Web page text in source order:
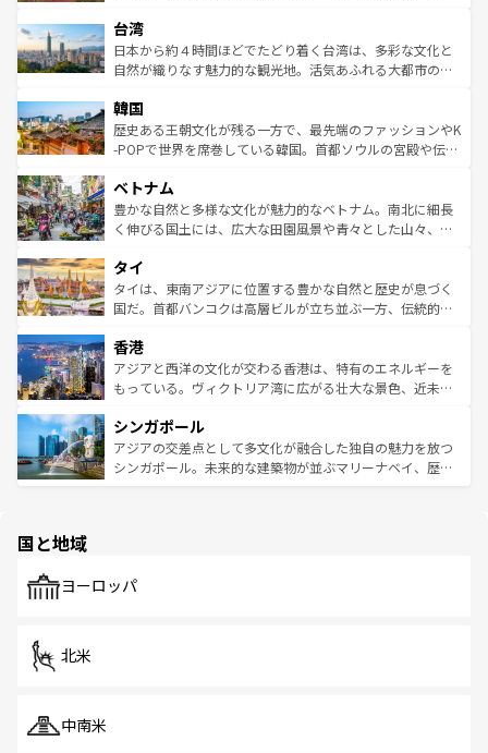
ならではの贅沢な旅のスタイルだ。 なお、新着のアメリカ
情報はコンテンツ一覧を参照してほしい。
れるおもてなしの心で訪れる人々を迎えてくれるハワイの
人々、おいしいローカルフードやハワイアンミュージッ
ク、伝統的なフラダンスなど、すべてがハワイの魅力を彩
ワイを、存分に味わってほしい。 なお、新着のハワイ情報
はコンテンツ一覧を参照してほしい。
リアリーフや大陸中央部にそびえるウルル（エアーズロッ
ク）、タスマニアの美しい原生林やケアンズの熱帯雨林な
ど、見どころがたくさん。また、カフェやワイン、オージ
いる。アクティビティも充実しており、サーフィンやダイ
ビング、ハイキングなど、アウトドア好きにはたまらな
い。オーストラリアの多彩な魅力を存分に味わいつくそ
参照してほしい。
台湾
日本から約４時間ほどでたどり着く台湾は、多彩な文化と
自然が織りなす魅力的な観光地。活気あふれる大都市の台
ン）、静ひつな山岳地帯である台湾東部など、都市の喧騒
と山間の静けさが共存しており、訪れる人に新しい発見と
驚きをもたらしてくれる。また、奥深い台湾の食文化も魅
容にもいいと評判のスイーツなど、バラエティ豊かな料理
が味わえる。 なお、新着の台湾情報は コンテンツ一覧を参
照してほしい。
韓国
歴史ある王朝文化が残る一方で、最先端のファッションやK
-POPで世界を席巻している韓国。首都ソウルの宮殿や伝統
き、地方に足を延ばせば四季折々の自然美を楽しむことが
できる。そして、キムチや焼肉、絶品のストリートフード
まで、さまざまな韓国料理が待っている。夜には、韓国な
リティに包まれながら、韓国の多彩な魅力を心ゆくまで味
わってみてほしい。 なお、新着の韓国情報はコンテンツ一
覧を参照してほしい。
ベトナム
豊かな自然と多様な文化が魅力的なベトナム。南北に細長
く伸びる国土には、広大な田園風景や青々とした山々、世
急速な発展と共に伝統が息づく。ハノイの古い町並みやホ
ーチミン市のフランス統治時代の建物も、独特の雰囲気を
醸し出している。また、バラエティの豊かさとおいしさで
とつ。フォーやバインミー、ベトナムコーヒーなどは、ぜ
ひ現地で味わいたい。どの地域を訪れてもあたたかい人々
が旅行者を迎えてくれるので、きっと忘れられない旅にな
参照してほしい。
タイ
タイは、東南アジアに位置する豊かな自然と歴史が息づく
国だ。首都バンコクは高層ビルが立ち並ぶ一方、伝統的な
の活気が交差している。北部ではチェンマイなどの山岳地
帯で自然と触れ合い、南部ではプーケットやクラビの美し
いビーチでリゾート気分を楽しむことができる。タイ料理
激する。気候は一年中温暖で、どの季節にも異なる楽しみ
が待っている。親しみやすいタイの人々、仏教を中心とし
た文化、そして多様な観光資源が、訪れる旅人を魅了し続
香港
アジアと西洋の文化が交わる香港は、特有のエネルギーを
もっている。ヴィクトリア湾に広がる壮大な景色、近未来
み、どこを訪れても感動するはず。観光スポットが密集し
ており、効率よく見どころを回れるのも魅力。息をのむよ
うな絶景から文化的な体験まで、香港を存分に楽しみ尽く
シンガポール
アジアの交差点として多文化が融合した独自の魅力を放つ
シンガポール。未来的な建築物が並ぶマリーナベイ、歴史
で、ホーカーズは地元の風情を楽しめる外せないスポット
国と地域
ヨーロッパ
北米
中南米